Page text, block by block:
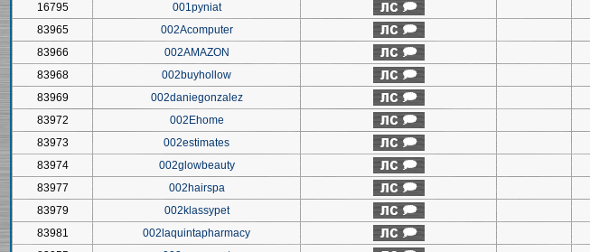
16795
001pyniat
83965
002Acomputer
83966
002AMAZON
83968
002buyhollow
83969
002daniegonzalez
83972
002Ehome
83973
002estimates
83974
002glowbeauty
83977
002hairspa
83979
002klassypet
83981
002laquintapharmacy